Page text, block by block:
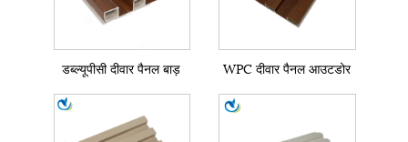
डब्ल्यूपीसी दीवार पैनल बाड़ WPC दीवार पैनल आउटडोर